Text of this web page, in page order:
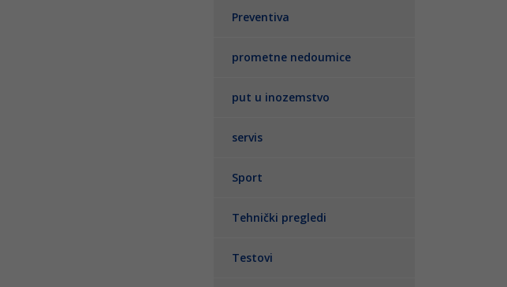
Preventiva
prometne nedoumice
put u inozemstvo
servis
Sport
Tehnički pregledi
Testovi